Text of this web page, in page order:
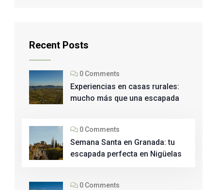
Recent Posts
0 Comments
Experiencias en casas rurales:
mucho más que una escapada
0 Comments
Semana Santa en Granada: tu
escapada perfecta en Nigüelas
0 Comments